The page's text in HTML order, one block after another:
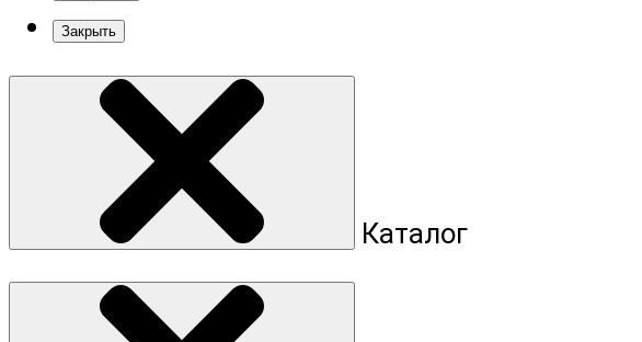
Закрыть
Каталог